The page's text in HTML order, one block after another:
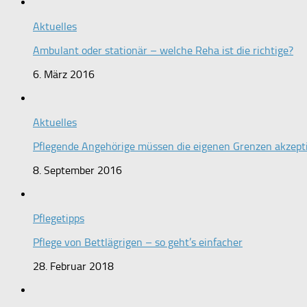
Aktuelles
Ambulant oder stationär – welche Reha ist die richtige?
6. März 2016
Aktuelles
Pflegende Angehörige müssen die eigenen Grenzen
8. September 2016
Pflegetipps
Pflege von Bettlägrigen – so geht’s einfacher
28. Februar 2018